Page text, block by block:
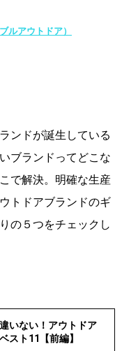
ルアウトドア）
ンドが誕生している
ブランドってどこな
で解決。明確な生産
トドアブランドのギ
の５つをチェックし
いない！アウトドア
スト11【前編】